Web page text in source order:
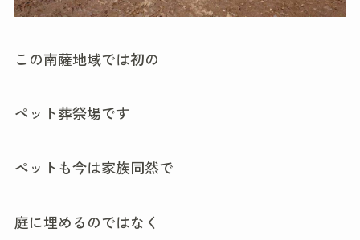
この南薩地域では初の
ペット葬祭場です
ペットも今は家族同然で
庭に埋めるのではなく